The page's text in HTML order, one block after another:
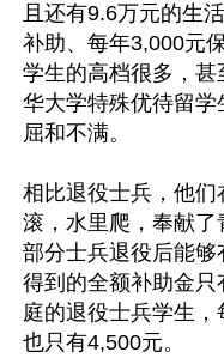
且还有9.6万元的生
补助、每年3,000元
学生的高档很多，
华大学特殊优待留
屈和不满。
相比退役士兵，他
滚，水里爬，奉献
部分士兵退役后能
得到的全额补助金
庭的退役士兵学生，
也只有4,500元。